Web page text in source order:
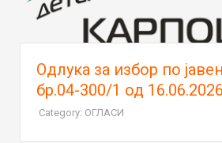
Oдлука за избор по
бр.04-300/1 од
Category: ОГЛАСИ